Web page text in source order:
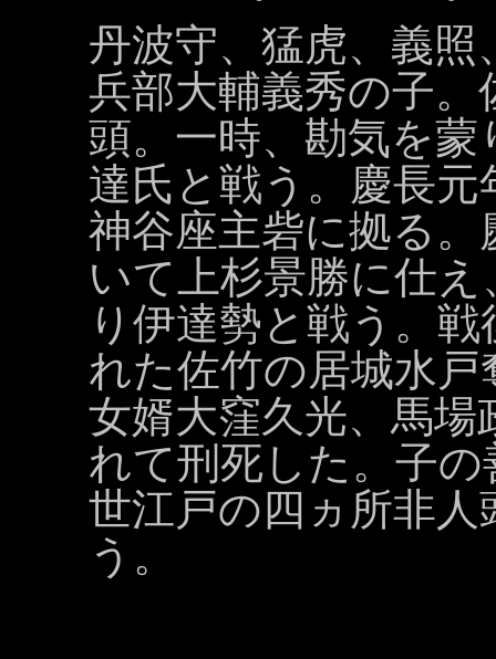
丹波守、猛虎、義照
兵部大輔義秀の子
頭。一時、勘気を
達氏と戦う。慶長
神谷座主砦に拠る
いて上杉景勝に仕
り伊達勢と戦う。
れた佐竹の居城水
女婿大窪久光、馬
れて刑死した。子
世江戸の四ヵ所非
う。